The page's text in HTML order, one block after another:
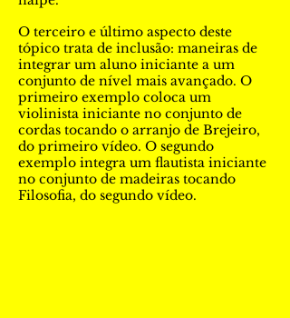
O terceiro e último aspecto deste
tópico trata de inclusão: maneiras de
integrar um aluno iniciante a um
conjunto de nível mais avançado. O
primeiro exemplo coloca um
violinista iniciante no conjunto de
cordas tocando o arranjo de Brejeiro,
do primeiro vídeo. O segundo
exemplo integra um flautista iniciante
no conjunto de madeiras tocando
Filosofia, do segundo vídeo.